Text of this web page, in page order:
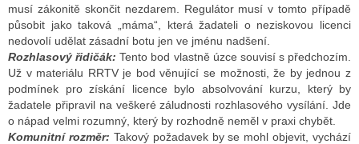
musí zákonitě skončit nezdarem. Regulátor musí v tomto případě
působit jako taková „máma“, která žadateli o neziskovou licenci
nedovolí udělat zásadní botu jen ve jménu nadšení.
Rozhlasový řidičák: Tento bod vlastně úzce souvisí s předchozím.
Už v materiálu RRTV je bod věnující se možnosti, že by jednou z
podmínek pro získání licence bylo absolvování kurzu, který by
žadatele připravil na veškeré záludnosti rozhlasového vysílání. Jde
o nápad velmi rozumný, který by rozhodně neměl v praxi chybět.
Komunitní rozměr: Takový požadavek by se mohl objevit, vychází